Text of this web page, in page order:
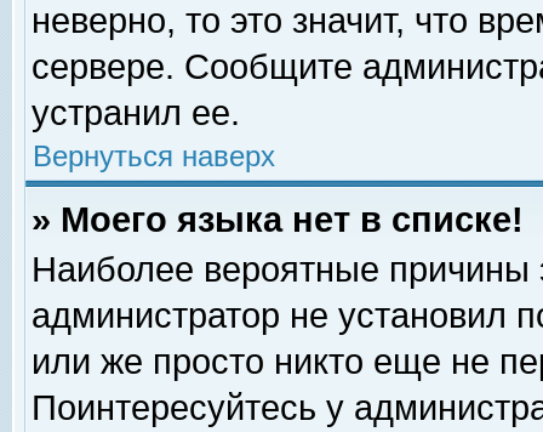
неверно, то это значит, что
сервере. Сообщите
устранил ее.
Вернуться наверх
» Моего языка нет в списке!
Наиболее вероятные причины
администратор не установил
или же просто никто еще не
Поинтересуйтесь у